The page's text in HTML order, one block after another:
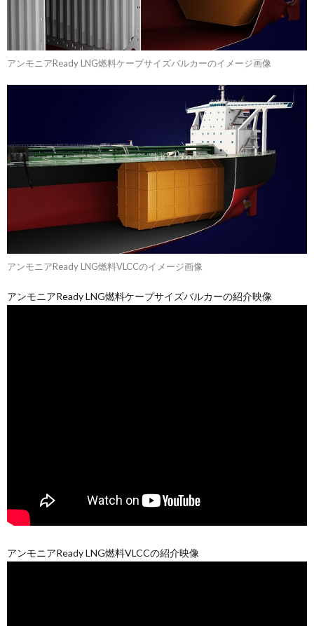
アンモニアReady LNG燃料ケープサイズバルカーのイメージ画像
アンモニアReady LNG燃料VLCCのイメージ画像
アンモニアReady LNG燃料ケープサイズバルカーの紹介映像
アンモニアReady LNG燃料VLCCの紹介映像